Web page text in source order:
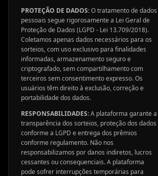
PROTEÇÃO DE DADOS:O tratamento de dados
pessoais segue rigorosamente a Lei Geral de
Proteção de Dados (LGPD - Lei 13.709/2018).
Coletamos apenas dados necessários para os
sorteios, com uso exclusivo para finalidades
informadas, armazenamento seguro e
criptografado, sem compartilhamento com
terceiros sem consentimento expresso. Os
usuários têm direito à exclusão, correção e
portabilidade dos dados.
RESPONSABILIDADES:A plataforma garante a
transparência dos sorteios, proteção dos dados
conforme a LGPD e entrega dos prêmios
conforme regulamento. Não nos
responsabilizamos por danos indiretos, lucros
cessantes ou consequenciais. A plataforma
pode sofrer interrupções temporárias para